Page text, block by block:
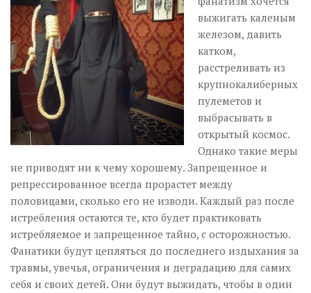
Візуальне
Научпоп
Головне
Цитати
Inter/antinational
выжигать каленым
железом, давить
катком,
расстреливать из
крупнокалиберных
пулеметов и
выбрасывать в
открытый космос.
Однако такие меры
не приводят ни к чему хорошему. Запрещенное и
репрессированное всегда прорастет между
половицами, сколько его не изводи. Каждый раз после
истребления остаются те, кто будет практиковать
истребляемое и запрещенное тайно, с осторожностью.
Фанатики будут цепляться до последнего издыхания за
травмы, увечья, ограничения и деградацию для самих
себя и своих детей. Они будут выжидать, чтобы в один